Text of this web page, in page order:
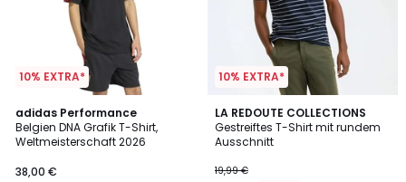
10% EXTRA*
adidas Performance
Belgien DNA Grafik T-Shirt,
Weltmeisterschaft 2026
38,00 €
10% EXTRA*
LA REDOUTE COLLECTIONS
Gestreiftes T-Shirt mit rundem
Ausschnitt
19,99 €
4,9
/ 5
2
Farben